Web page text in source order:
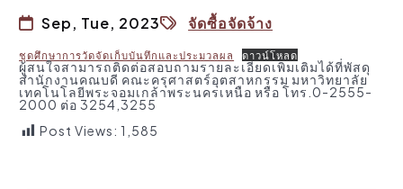
Sep, Tue, 2023 จัดซื้อจัดจ้าง
ชุดศึกษาการวัดจัดเก็บบันทึกและประมวลผล ดาวน์โหลด
ผู้สนใจสามารถติดต่อสอบถามรายละเอียดเพิ่มเติมได้ที่พัสดุ
สำนักงานคณบดี คณะครุศาสตร์อุตสาหกรรม มหาวิทยาลัย
เทคโนโลยีพระจอมเกล้าพระนครเหนือ หรือ โทร.0-2555-
2000 ต่อ 3254,3255
Post Views: 1,585